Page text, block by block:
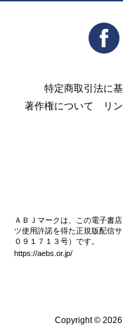
特定商取引法に
著作権について
リ
ＡＢＪマークは、この電子書
ツ使用許諾を得た正規版配信
０９１７１３号）です。
https://aebs.or.jp/
Copyright © 2026